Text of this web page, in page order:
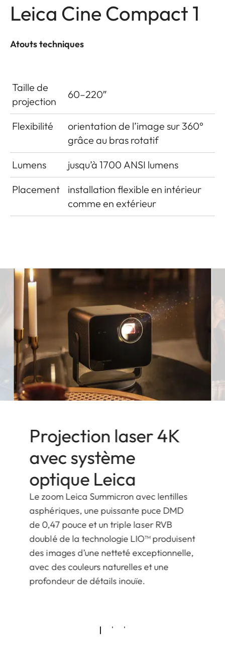
Leica Cine Compact 1
Atouts techniques
Taille de
projection
60–220″
Flexibilité
orientation de l’image sur 360°
grâce au bras rotatif
Lumens
jusqu’à 1700 ANSI lumens
Placement
installation flexible en intérieur
comme en extérieur
Projection laser 4K
avec système
optique Leica
Le zoom Leica Summicron avec lentilles
asphériques, une puissante puce DMD
de 0,47 pouce et un triple laser RVB
doublé de la technologie LIO™ produisent
des images d’une netteté exceptionnelle,
avec des couleurs naturelles et une
profondeur de détails inouïe.